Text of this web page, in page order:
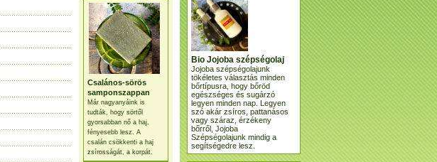
Csalános-sörös
samponszappan
Már nagyanyáink is
tudták, hogy sörtől
gyorsabban nő a haj,
fényesebb lesz. A
csalán csökkenti a haj
zsírosságát, a korpát.
Bio Jojoba szépségolaj
Jojoba szépségolajunk
tökéletes választás minden
bőrtípusra, hogy bőröd
egészséges és sugárzó
legyen minden nap. Legyen
szó akár zsíros, pattanásos
vagy száraz, érzékeny
bőrről, Jojoba
Szépségolajunk mindig a
segítségedre lesz.